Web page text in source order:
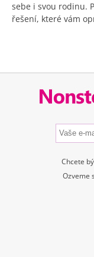
sebe i svou rodinu.
řešení, které vám
Chcete
Ozveme